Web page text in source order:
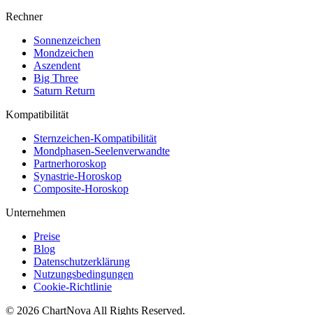
Rechner
Sonnenzeichen
Mondzeichen
Aszendent
Big Three
Saturn Return
Kompatibilität
Sternzeichen-Kompatibilität
Mondphasen-Seelenverwandte
Partnerhoroskop
Synastrie-Horoskop
Composite-Horoskop
Unternehmen
Preise
Blog
Datenschutzerklärung
Nutzungsbedingungen
Cookie-Richtlinie
© 2026 ChartNova All Rights Reserved.